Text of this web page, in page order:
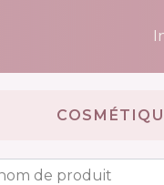
de produit